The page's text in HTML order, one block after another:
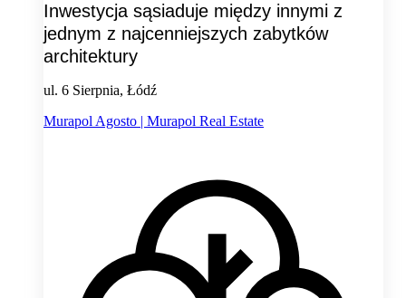
Inwestycja sąsiaduje między innymi z
jednym z najcenniejszych zabytków
architektury
ul. 6 Sierpnia, Łódź
Murapol Agosto | Murapol Real Estate